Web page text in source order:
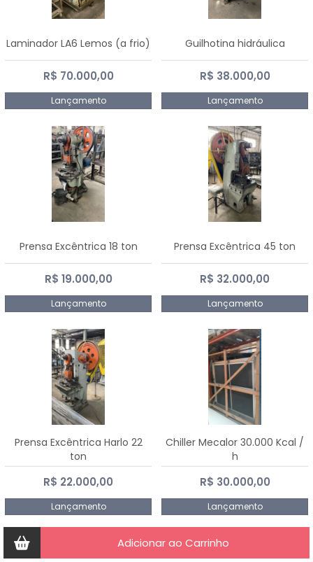
Laminador LA6 Lemos (a frio)
R$ 70.000,00
Lançamento
Guilhotina hidráulica
R$ 38.000,00
Lançamento
Prensa Excêntrica 18 ton
R$ 19.000,00
Lançamento
Prensa Excêntrica 45 ton
R$ 32.000,00
Lançamento
Prensa Excêntrica Harlo 22
ton
R$ 22.000,00
Lançamento
Chiller Mecalor 30.000 Kcal /
h
R$ 30.000,00
Lançamento
Adicionar ao Carrinho